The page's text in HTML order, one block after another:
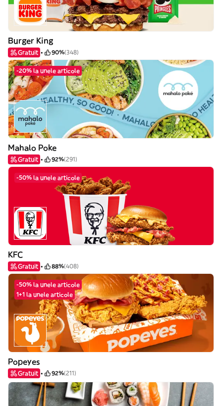
Burger King
Gratuit 90%(348)
-20% la unele articole
Mahalo Poke
Gratuit 92%(291)
-50% la unele articole
KFC
Gratuit 88%(408)
-50% la unele articole
1+1 la unele articole
Popeyes
Gratuit 92%(211)